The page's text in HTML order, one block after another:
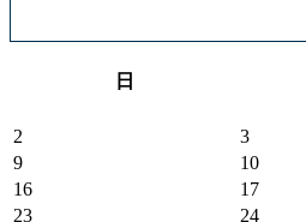
日
2
3
9
10
16
17
23
24